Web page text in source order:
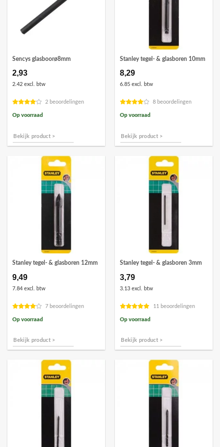
Sencys glasboorø8mm
2,93
2.42 excl. btw
2 beoordelingen
Op voorraad
Bekijk product >
Stanley tegel- & glasboren 10mm
8,29
6.85 excl. btw
8 beoordelingen
Op voorraad
Bekijk product >
Stanley tegel- & glasboren 12mm
9,49
7.84 excl. btw
7 beoordelingen
Op voorraad
Bekijk product >
Stanley tegel- & glasboren 3mm
3,79
3.13 excl. btw
11 beoordelingen
Op voorraad
Bekijk product >